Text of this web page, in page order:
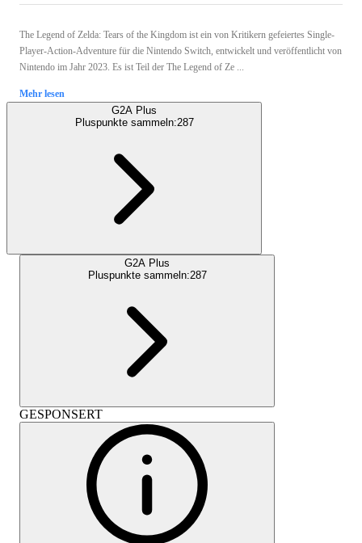
The Legend of Zelda: Tears of the Kingdom ist ein von Kritikern gefeiertes Single-
Player-Action-Adventure für die Nintendo Switch, entwickelt und veröffentlicht von
Nintendo im Jahr 2023. Es ist Teil der The Legend of Ze ...
Mehr lesen
G2A Plus
Pluspunkte sammeln:287
G2A Plus
Pluspunkte sammeln:287
GESPONSERT